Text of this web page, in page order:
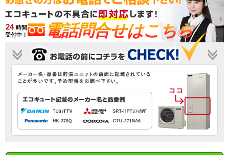
24 時間
受付中！
電話問合せはこちら